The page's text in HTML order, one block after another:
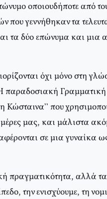
οποιουδήποτε από
που γεννήθηκαν τα
τα δύο επώνυμα και μια
όχι μόνο στη
Γραμματική
που
μας, και μάλιστα
σε μια γυναίκα
πραγματικότητα, αλλά
την ενισχύουμε, τη